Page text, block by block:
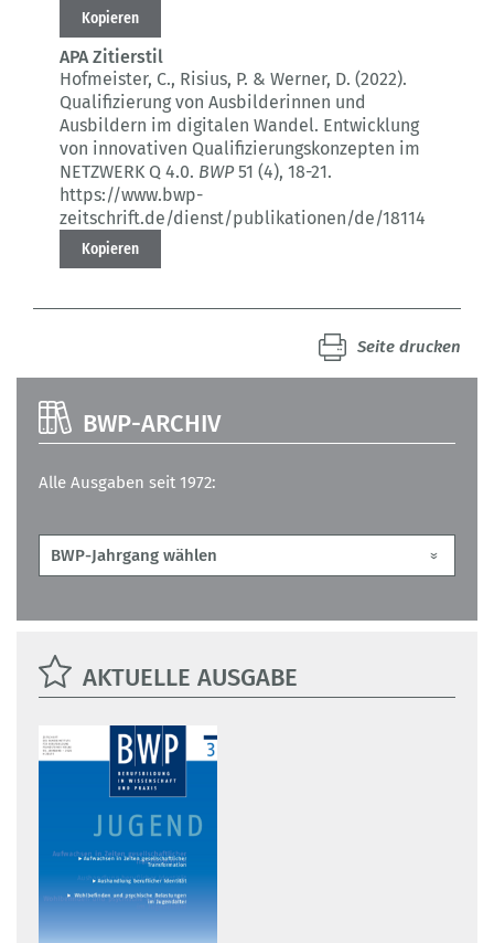
Kopieren
APA Zitierstil
Hofmeister, C., Risius, P. & Werner, D. (2022).
Qualifizierung von Ausbilderinnen und
Ausbildern im digitalen Wandel. Entwicklung
von innovativen Qualifizierungskonzepten im
NETZWERK Q 4.0. BWP51 (4), 18-21.
https://www.bwp-
zeitschrift.de/dienst/publikationen/de/18114
Kopieren
Seite drucken
BWP-ARCHIV
Alle Ausgaben seit 1972:
AKTUELLE AUSGABE